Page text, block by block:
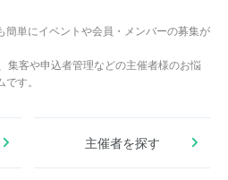
簡単にイベントや会員・メンバーの募集が
集客や申込者管理などの主催者様のお悩
す。
主催者を探す